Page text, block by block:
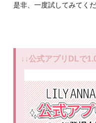
是非、一度試してみてくだ
↓↓公式アプリDLで